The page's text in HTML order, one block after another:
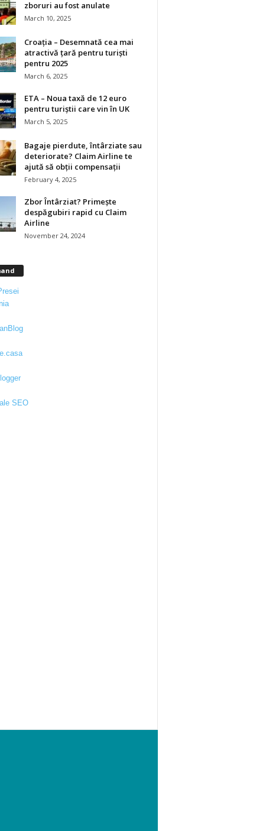
zboruri au fost anulate
March 10, 2025
Croația – Desemnată cea mai
atractivă țară pentru turiști
pentru 2025
March 6, 2025
ETA – Noua taxă de 12 euro
pentru turiștii care vin în UK
March 5, 2025
Bagaje pierdute, întârziate sau
deteriorate? Claim Airline te
ajută să obții compensații
February 4, 2025
Zbor Întârziat? Primește
despăgubiri rapid cu Claim
Airline
November 24, 2024
SEO